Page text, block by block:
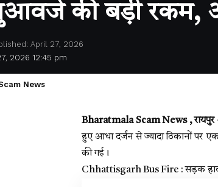
की बड़ी रकम,
2026 12:45 pm
April 27, 2026
News
Bharatmala Scam News ,
हुए आधा दर्जन से ज्यादा ठिकानों पर
की गई।
Chhattisgarh Bus Fire : सड़क